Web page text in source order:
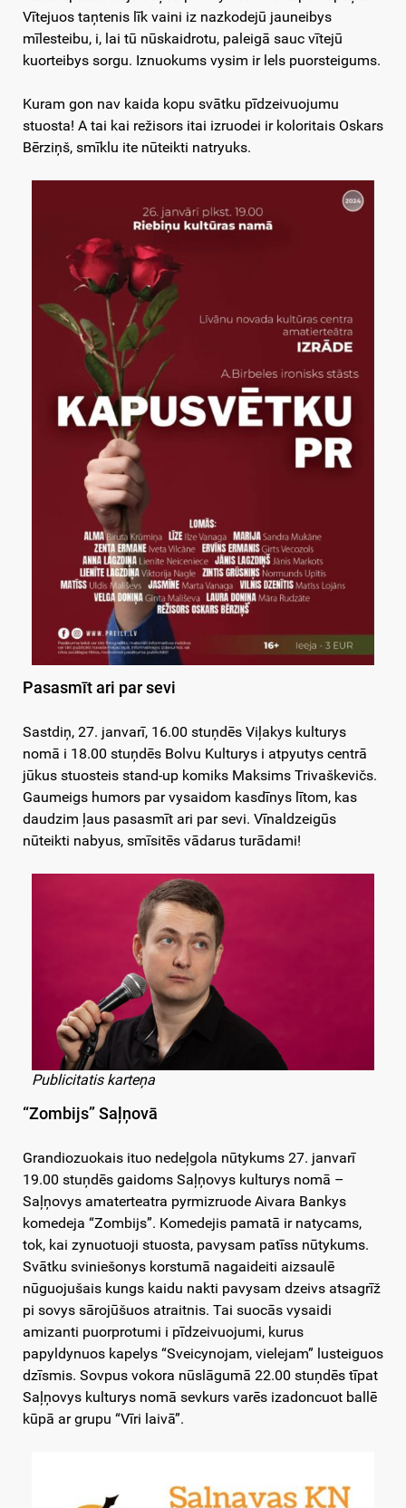
Vītejuos taņtenis līk vaini iz nazkodejū jauneibys
mīlesteibu, i, lai tū nūskaidrotu, paleigā sauc vītejū
kuorteibys sorgu. Iznuokums vysim ir lels puorsteigums.
Kuram gon nav kaida kopu svātku pīdzeivuojumu
stuosta! A tai kai režisors itai izruodei ir koloritais Oskars
Bērziņš, smīklu ite nūteikti natryuks.
Pasasmīt ari par sevi
Sastdiņ, 27. janvarī, 16.00 stuņdēs Viļakys kulturys
nomā i 18.00 stuņdēs Bolvu Kulturys i atpyutys centrā
jūkus stuosteis stand-up komiks Maksims Trivaškevičs.
Gaumeigs humors par vysaidom kasdīnys lītom, kas
daudzim ļaus pasasmīt ari par sevi. Vīnaldzeigūs
nūteikti nabyus, smīsitēs vādarus turādami!
Publicitatis karteņa
“Zombijs” Saļņovā
Grandiozuokais ituo nedeļgola nūtykums 27. janvarī
19.00 stuņdēs gaidoms Saļņovys kulturys nomā –
Saļņovys amaterteatra pyrmizruode Aivara Bankys
komedeja “Zombijs”. Komedejis pamatā ir natycams,
tok, kai zynuotuoji stuosta, pavysam patīss nūtykums.
Svātku sviniešonys korstumā nagaideiti aizsaulē
nūguojušais kungs kaidu nakti pavysam dzeivs atsagrīž
pi sovys sārojūšuos atraitnis. Tai suocās vysaidi
amizanti puorprotumi i pīdzeivuojumi, kurus
papyldynuos kapelys “Sveicynojam, vielejam” lusteiguos
dzīsmis. Sovpus vokora nūslāgumā 22.00 stuņdēs tīpat
Saļņovys kulturys nomā sevkurs varēs izadoncuot ballē
kūpā ar grupu “Vīri laivā”.